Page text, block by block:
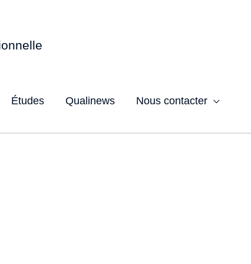
Études Qualinews Nous contacter